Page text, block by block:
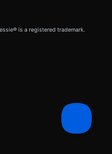
is a registered trademark.